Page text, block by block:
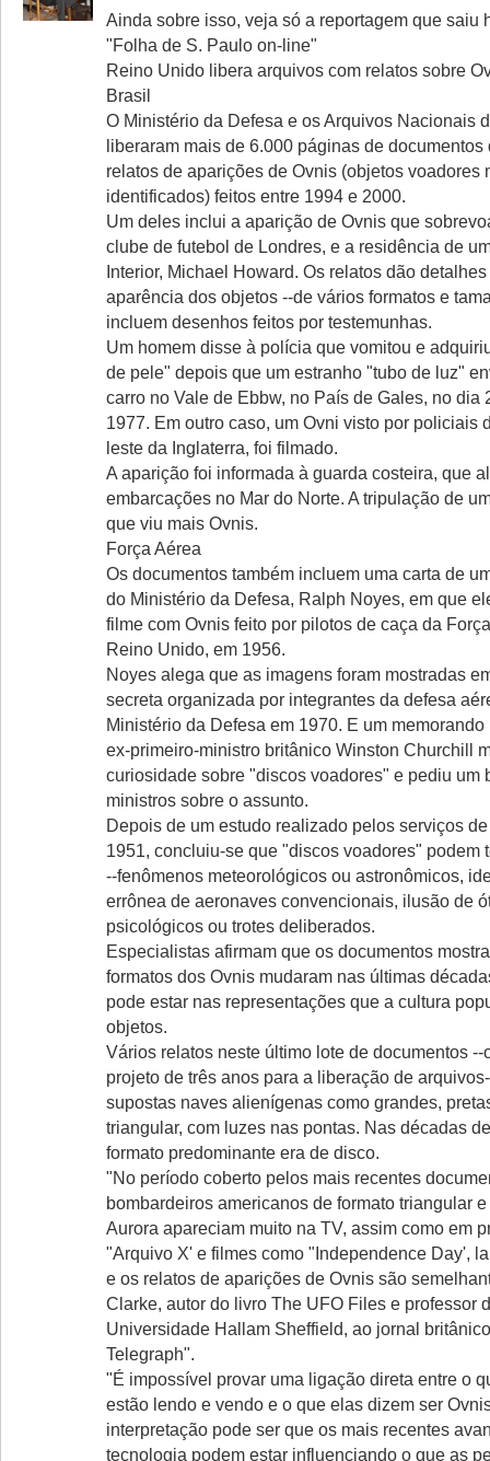
Ainda sobre isso, veja só a reportagem que saiu
"Folha de S. Paulo on-line"
Reino Unido libera arquivos com relatos sobre
Brasil
O Ministério da Defesa e os Arquivos Nacionais
liberaram mais de 6.000 páginas de documentos
relatos de aparições de Ovnis (objetos voadores
identificados) feitos entre 1994 e 2000.
Um deles inclui a aparição de Ovnis que
clube de futebol de Londres, e a residência de
Interior, Michael Howard. Os relatos dão
aparência dos objetos --de vários formatos e
incluem desenhos feitos por testemunhas.
Um homem disse à polícia que vomitou e
de pele" depois que um estranho "tubo de luz"
carro no Vale de Ebbw, no País de Gales, no dia
1977. Em outro caso, um Ovni visto por policiais
leste da Inglaterra, foi filmado.
A aparição foi informada à guarda costeira, que
embarcações no Mar do Norte. A tripulação de
que viu mais Ovnis.
Força Aérea
Os documentos também incluem uma carta de
do Ministério da Defesa, Ralph Noyes, em que
filme com Ovnis feito por pilotos de caça da
Reino Unido, em 1956.
Noyes alega que as imagens foram mostradas
secreta organizada por integrantes da defesa
Ministério da Defesa em 1970. E um
ex-primeiro-ministro britânico Winston Churchill
curiosidade sobre "discos voadores" e pediu um
ministros sobre o assunto.
Depois de um estudo realizado pelos serviços
1951, concluiu-se que "discos voadores" podem
--fenômenos meteorológicos ou astronômicos,
errônea de aeronaves convencionais, ilusão de
psicológicos ou trotes deliberados.
Especialistas afirmam que os documentos
formatos dos Ovnis mudaram nas últimas
pode estar nas representações que a cultura
objetos.
Vários relatos neste último lote de documentos --
projeto de três anos para a liberação de
supostas naves alienígenas como grandes,
triangular, com luzes nas pontas. Nas décadas
formato predominante era de disco.
"No período coberto pelos mais recentes
bombardeiros americanos de formato triangular
Aurora apareciam muito na TV, assim como em
"Arquivo X' e filmes como "Independence Day',
e os relatos de aparições de Ovnis são
Clarke, autor do livro The UFO Files e professor
Universidade Hallam Sheffield, ao jornal
Telegraph".
"É impossível provar uma ligação direta entre o
estão lendo e vendo e o que elas dizem ser
interpretação pode ser que os mais recentes
tecnologia podem estar influenciando o que as